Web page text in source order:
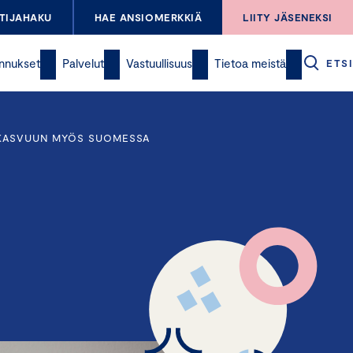
HAE ANSIOMERKKIÄ LIITY JÄSENEKSI
Palvelut Vastuullisuus Tietoa meistä ETSI
MYÖS SUOMESSA